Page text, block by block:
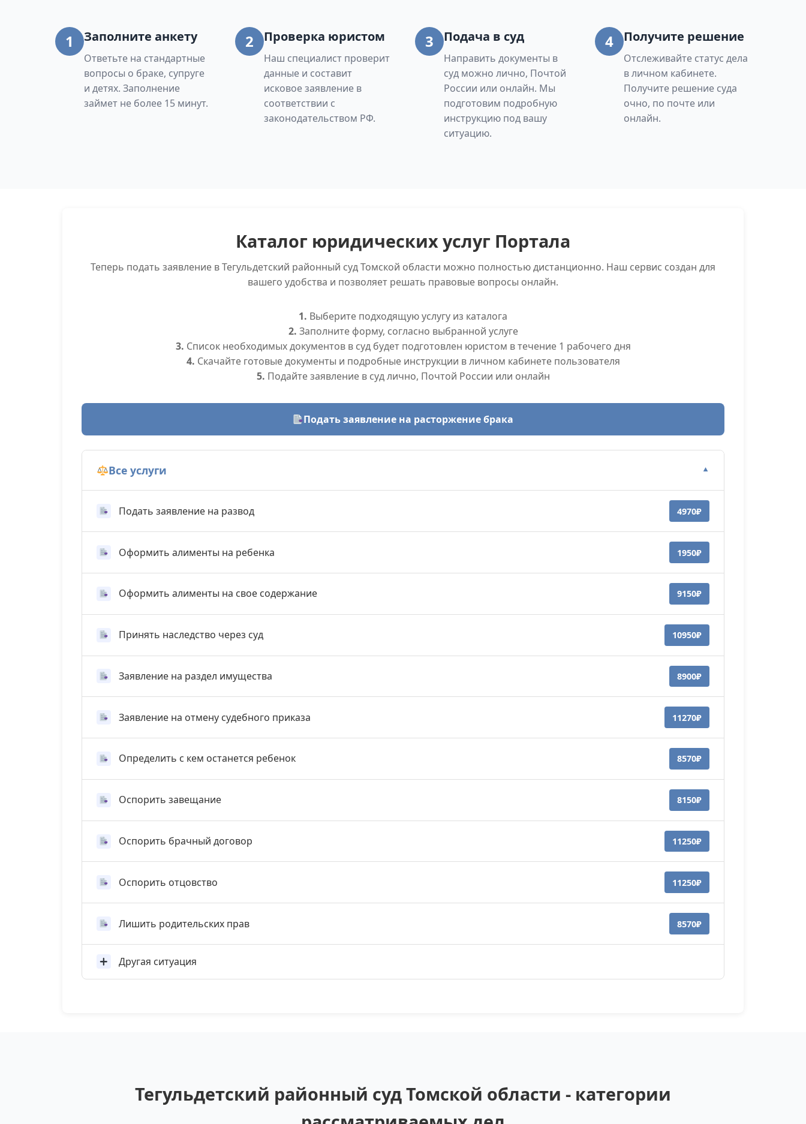
1 Заполните анкету
Ответьте на стандартные
вопросы о браке, супруге
и детях. Заполнение
займет не более 15 минут.
2 Проверка юристом
Наш специалист проверит
данные и составит
исковое заявление в
соответствии с
законодательством РФ.
3 Подача в суд
Направить документы в
суд можно лично, Почтой
России или онлайн. Мы
подготовим подробную
инструкцию под вашу
ситуацию.
4 Получите решение
Отслеживайте статус дела
в личном кабинете.
Получите решение суда
очно, по почте или
онлайн.
Каталог юридических услуг Портала
Теперь подать заявление в Тегульдетский районный суд Томской области можно полностью дистанционно. Наш сервис создан для
вашего удобства и позволяет решать правовые вопросы онлайн.
1. Выберите подходящую услугу из каталога
2. Заполните форму, согласно выбранной услуге
3. Список необходимых документов в суд будет подготовлен юристом в течение 1 рабочего дня
4. Скачайте готовые документы и подробные инструкции в личном кабинете пользователя
5. Подайте заявление в суд лично, Почтой России или онлайн
Подать заявление на расторжение брака
Все услуги ▼
Подать заявление на развод 4970₽
Оформить алименты на ребенка 1950₽
Оформить алименты на свое содержание 9150₽
Принять наследство через суд 10950₽
Заявление на раздел имущества 8900₽
Заявление на отмену судебного приказа 11270₽
Определить с кем останется ребенок 8570₽
Оспорить завещание 8150₽
Оспорить брачный договор 11250₽
Оспорить отцовство 11250₽
Лишить родительских прав 8570₽
Другая ситуация
Тегульдетский районный суд Томской области - категории